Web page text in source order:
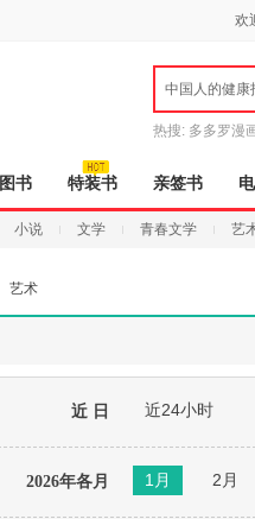
欢
中国人的健康
热搜: 多多罗漫
图书 特装书 亲签书
小说 文学 青春文学 艺
艺术
近 日 近24小时
2026年各月 1月 2月